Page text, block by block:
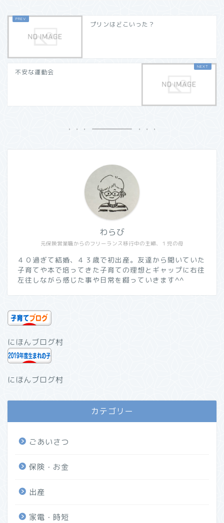
プリンはどこいった？
不安な運動会
元保険営業職からのフリーランス移行中の主婦、１児の母
わらび
４０過ぎて結婚、４３歳で初出産。友達から聞いていた
子育てや本で培ってきた子育ての理想とギャップに右往
左往しながら感じた事や日常を綴っていきます^^
にほんブログ村
にほんブログ村
カテゴリー
ごあいさつ
保険・お金
出産
家電・時短